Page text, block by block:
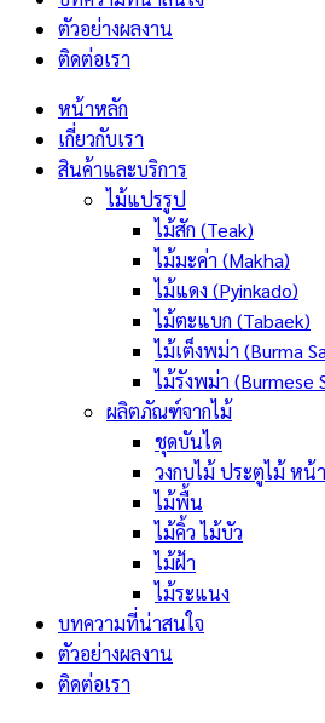
ตัวอย่างผลงาน
ติดต่อเรา
หน้าหลัก
เกี่ยวกับเรา
สินค้าและบริการ
ไม้แปรรูป
ไม้สัก (Teak)
ไม้มะค่า (Makha)
ไม้แดง (Pyinkado)
ไม้ตะแบก (Tabaek)
ไม้เต็งพม่า (Burma
ไม้รังพม่า (Burmese
ผลิตภัณฑ์จากไม้
ชุดบันได
วงกบไม้ ประตูไม้ หน้
ไม้พื้น
ไม้คิ้ว ไม้บัว
ไม้ฝ้า
ไม้ระแนง
บทความที่น่าสนใจ
ตัวอย่างผลงาน
ติดต่อเรา